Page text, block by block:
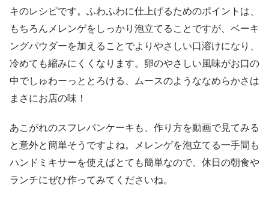
キのレシピです。ふわふわに仕上げるためのポイントは、
もちろんメレンゲをしっかり泡立てることですが、ベーキ
ングパウダーを加えることでよりやさしい口溶けになり、
冷めても縮みにくくなります。卵のやさしい風味がお口の
中でしゅわーっととろける、ムースのようななめらかさは
まさにお店の味！
あこがれのスフレパンケーキも、作り方を動画で見てみる
と意外と簡単そうですよね。メレンゲを泡立てる一手間も
ハンドミキサーを使えばとても簡単なので、休日の朝食や
ランチにぜひ作ってみてくださいね。